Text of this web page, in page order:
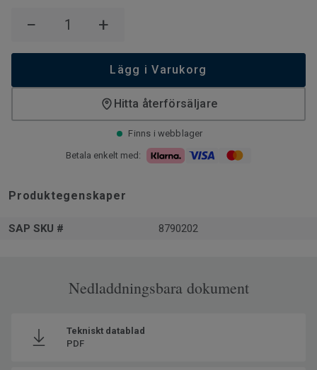
− +
Lägg i Varukorg
Hitta återförsäljare
Finns i webblager
Betala enkelt med:
Produktegenskaper
SAP SKU # 8790202
Nedladdningsbara dokument
Tekniskt datablad
PDF